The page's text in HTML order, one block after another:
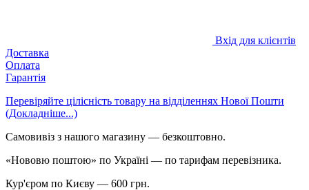
Вхід для клієнтів
Доставка
Оплата
Гарантія
Перевіряйте цілісність товару на відділеннях Нової Пошти
(Докладніше...)
Самовивіз з нашого магазину — безкоштовно.
«Нововю поштою» по Україні — по тарифам перевізника.
Кур'єром по Києву — 600 грн.